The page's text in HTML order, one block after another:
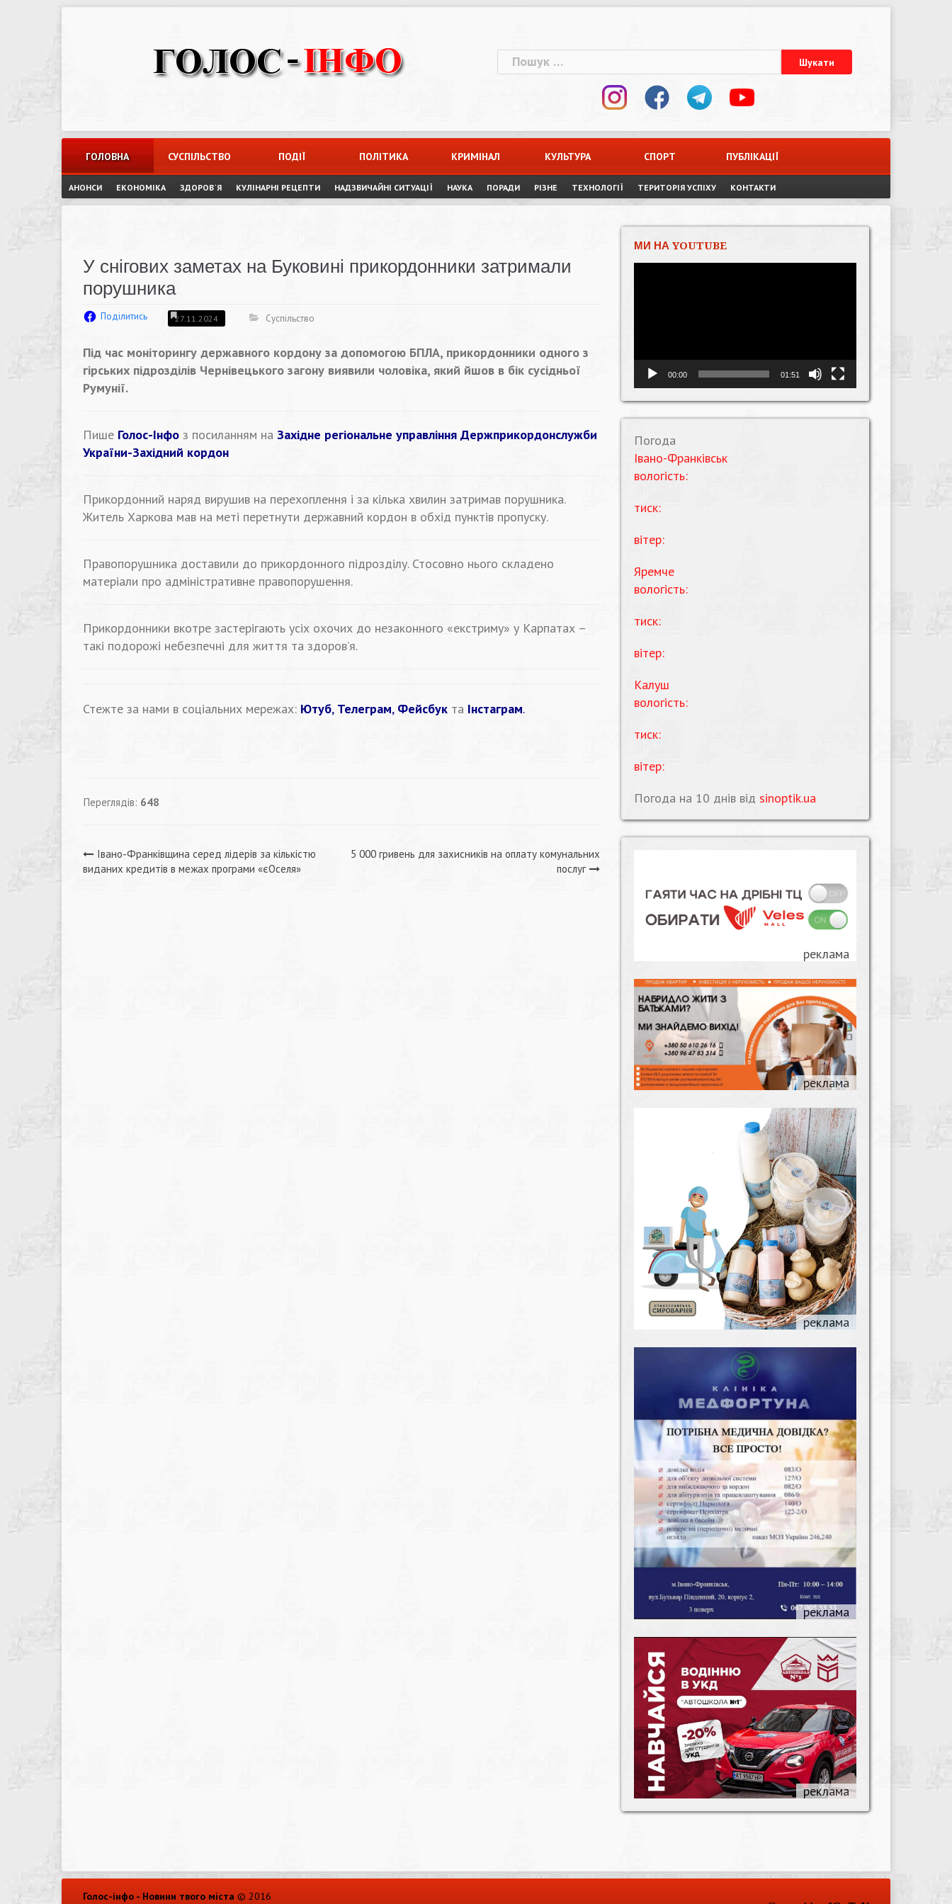
Пошук:
ГОЛОВНА СУСПІЛЬСТВО ПОДІЇ ПОЛІТИКА КРИМІНАЛ КУЛЬТУРА СПОРТ ПУБЛІКАЦІЇ
АНОНСИ ЕКОНОМІКА ЗДОРОВ`Я КУЛІНАРНІ РЕЦЕПТИ НАДЗВИЧАЙНІ СИТУАЦІЇ НАУКА ПОРАДИ РІЗНЕ ТЕХНОЛОГІЇ ТЕРИТОРІЯ УСПІХУ КОНТАКТИ
У снігових заметах на Буковині прикордонники затримали
порушника
Поділитись 27.11.2024 Суспільство
Під час моніторингу державного кордону за допомогою БПЛА, прикордонники одного з
гірських підрозділів Чернівецького загону виявили чоловіка, який йшов в бік сусідньої
Румунії.
Пише Голос-Інфо з посиланням на Західне регіональне управління Держприкордонслужби
України-Західний кордон
Прикордонний наряд вирушив на перехоплення і за кілька хвилин затримав порушника.
Житель Харкова мав на меті перетнути державний кордон в обхід пунктів пропуску.
Правопорушника доставили до прикордонного підрозділу. Стосовно нього складено
матеріали про адміністративне правопорушення.
Прикордонники вкотре застерігають усіх охочих до незаконного «екстриму» у Карпатах –
такі подорожі небезпечні для життя та здоров’я.
Стежте за нами в соціальних мережах: Ютуб, Телеграм, Фейсбук та Інстаграм.
Переглядів: 648
Навігація
Івано-Франківщина серед лідерів за кількістю
виданих кредитів в межах програми «єОселя»
5 000 гривень для захисників на оплату комунальних
послуг
МИ НА YOUTUBE
00:00 01:51
Погода
Івано-Франківськ
вологість:
тиск:
вітер:
Яремче
вологість:
тиск:
вітер:
Калуш
вологість:
тиск:
вітер:
Погода на 10 днів від sinoptik.ua
Голос-інфо - Новини твого міста © 2016